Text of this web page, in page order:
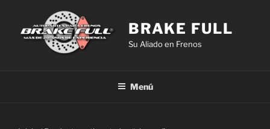
contenido
BRAKE FULL
Su Aliado en Frenos
Menú